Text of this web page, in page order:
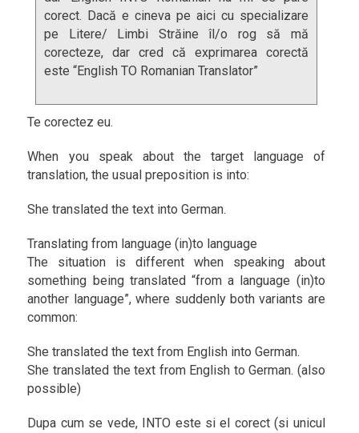
corect. Dacă e cineva pe aici cu specializare
pe Litere/ Limbi Străine îl/o rog să mă
corecteze, dar cred că exprimarea corectă
este “English TO Romanian Translator”
Te corectez eu.
When you speak about the target language of
translation, the usual preposition is into:
She translated the text into German.
Translating from language (in)to language
The sit­u­a­tion is dif­fer­ent when speak­ing about
some­thing being trans­lated “from a lan­guage (in)to
an­other lan­guage”, where sud­denly both vari­ants are
com­mon:
She translated the text from English into German.
She translated the text from English to German. (also
possible)
Dupa cum se vede, INTO este si el corect (si unicul